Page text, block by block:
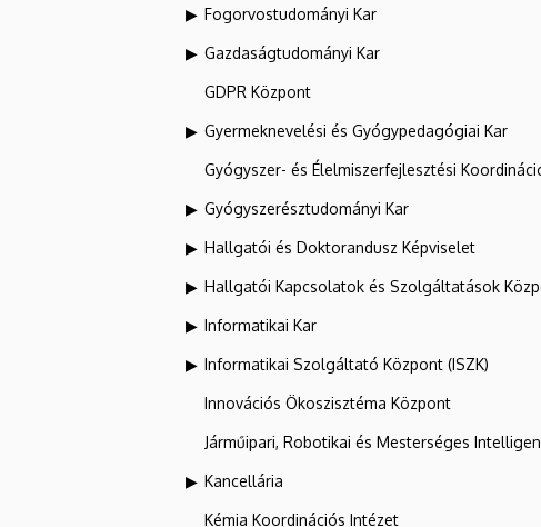
Fogorvostudományi Kar
Gazdaságtudományi Kar
GDPR Központ
Gyermeknevelési és Gyógypedagógiai Kar
Gyógyszer- és Élelmiszerfejlesztési
Gyógyszerésztudományi Kar
Hallgatói és Doktorandusz Képviselet
Hallgatói Kapcsolatok és Szolgáltatások
Informatikai Kar
Informatikai Szolgáltató Központ (ISZK)
Innovációs Ökoszisztéma Központ
Járműipari, Robotikai és Mesterséges
Kancellária
Kémia Koordinációs Intézet